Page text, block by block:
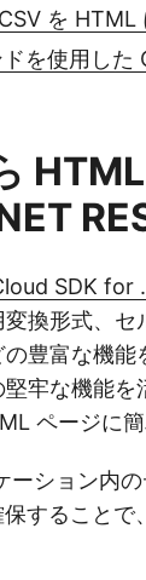
を HTML
を使用した
SDK for
換形式、セ
豊富な機能
牢な機能を
ページに簡
ーション内
することで